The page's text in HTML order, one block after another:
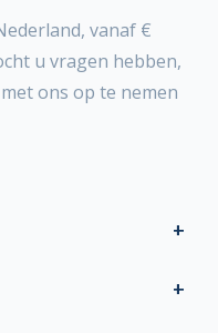
vanaf €
u vragen hebben,
ons op te nemen